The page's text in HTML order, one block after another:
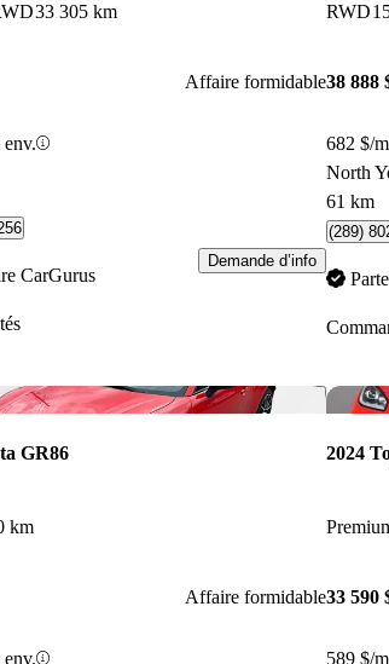
33 305 km
Affaire formidable
CarGurus
Demande d’info
RWD
38 888
682 $/
North
61 km
(289)
Enregistrer
GR86
km
Affaire formidable
2024
33 590
589 $/